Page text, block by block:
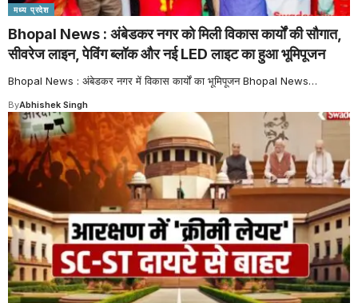
मध्य प्रदेश
Bhopal News : अंबेडकर नगर को मिली विकास कार्यों की सौगात,
सीवरेज लाइन, पेविंग ब्लॉक और नई LED लाइट का हुआ भूमिपूजन
Bhopal News : अंबेडकर नगर में विकास कार्यों का भूमिपूजन Bhopal News…
ByAbhishek Singh